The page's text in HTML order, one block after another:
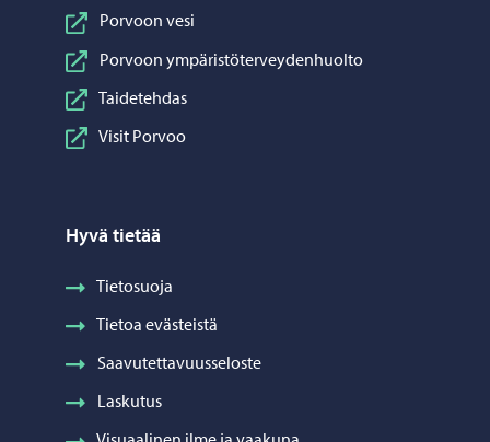
Porvoon vesi
Porvoon ympäristöterveydenhuolto
Taidetehdas
Visit Porvoo
Hyvä tietää
Tietosuoja
Tietoa evästeistä
Saavutettavuusseloste
Laskutus